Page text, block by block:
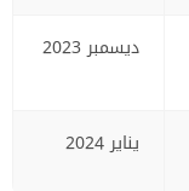
ديسمبر 2023
يناير 2024